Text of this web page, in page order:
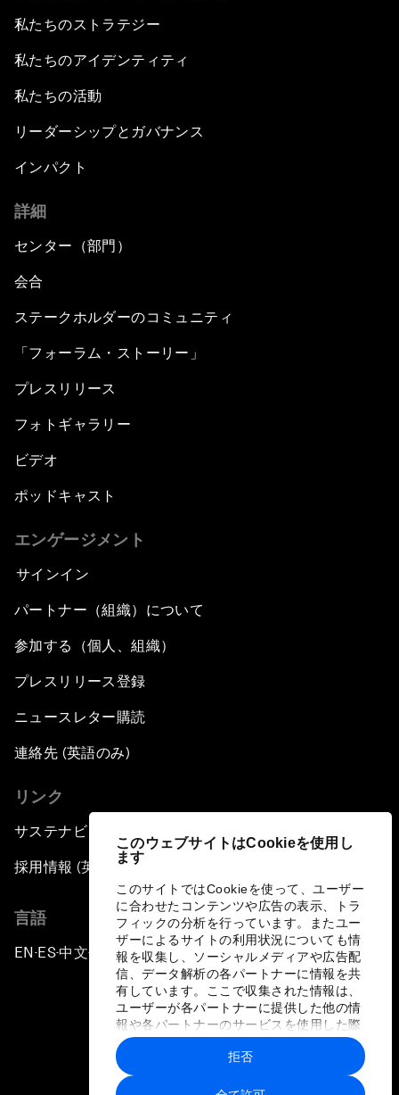
このウェブサイトはCookieを使用し
ます
このサイトではCookieを使って、ユーザー
に合わせたコンテンツや広告の表示、トラ
フィックの分析を行っています。またユー
ザーによるサイトの利用状況についても情
報を収集し、ソーシャルメディアや広告配
信、データ解析の各パートナーに情報を共
有しています。ここで収集された情報は、
ユーザーが各パートナーに提供した他の情
報や各パートナーのサービスを使用した際
に収集された情報と組み合わされ、各パー
トナーによって使用されることがありま
す。
拒否
私たちのストラテジー
私たちのアイデンティティ
私たちの活動
リーダーシップとガバナンス
インパクト
詳細
センター（部門）
会合
ステークホルダーのコミュニティ
「フォーラム・ストーリー」
プレスリリース
フォトギャラリー
ビデオ
ポッドキャスト
エンゲージメント
サインイン
パートナー（組織）について
参加する（個人、組織）
プレスリリース登録
ニュースレター購読
連絡先 (英語のみ)
リンク
サステナビリティへの取り組み
採用情報 (英語のみ)
言語
EN ▪ES▪中文▪ 日本語
プライバシーポリシーと利用規約